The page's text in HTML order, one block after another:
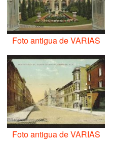
Foto antigua de VARIAS
Foto antigua de VARIAS